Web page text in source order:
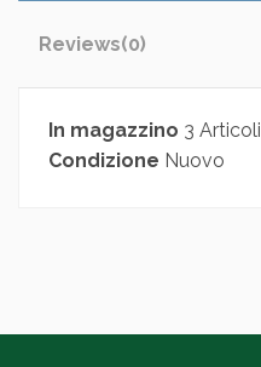
Reviews(0)
In magazzino 3 Articoli
Condizione Nuovo